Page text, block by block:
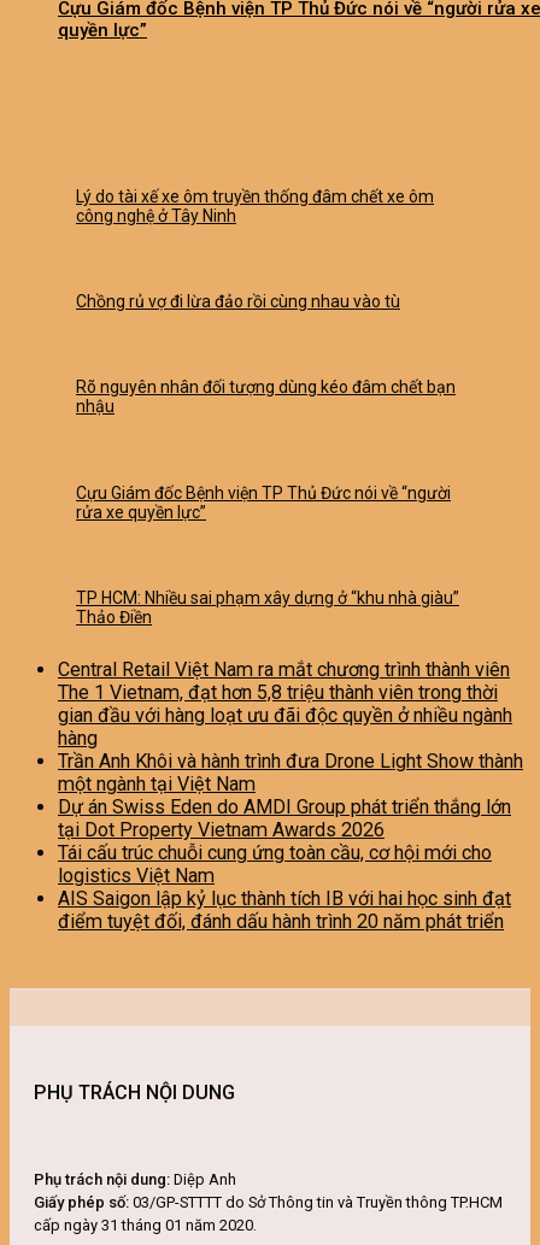
Cựu Giám đốc Bệnh viện TP Thủ Đức nói về “người rửa xe
quyền lực”
Lý do tài xế xe ôm truyền thống đâm chết xe ôm
công nghệ ở Tây Ninh
Chồng rủ vợ đi lừa đảo rồi cùng nhau vào tù
Rõ nguyên nhân đối tượng dùng kéo đâm chết bạn
nhậu
Cựu Giám đốc Bệnh viện TP Thủ Đức nói về “người
rửa xe quyền lực”
TP HCM: Nhiều sai phạm xây dựng ở “khu nhà giàu”
Thảo Điền
Central Retail Việt Nam ra mắt chương trình thành viên
The 1 Vietnam, đạt hơn 5,8 triệu thành viên trong thời
gian đầu với hàng loạt ưu đãi độc quyền ở nhiều ngành
hàng
Trần Anh Khôi và hành trình đưa Drone Light Show thành
một ngành tại Việt Nam
Dự án Swiss Eden do AMDI Group phát triển thắng lớn
tại Dot Property Vietnam Awards 2026
Tái cấu trúc chuỗi cung ứng toàn cầu, cơ hội mới cho
logistics Việt Nam
AIS Saigon lập kỷ lục thành tích IB với hai học sinh đạt
điểm tuyệt đối, đánh dấu hành trình 20 năm phát triển
PHỤ TRÁCH NỘI DUNG
Phụ trách nội dung: Diệp Anh
Giấy phép số: 03/GP-STTTT do Sở Thông tin và Truyền thông TP.HCM
cấp ngày 31 tháng 01 năm 2020.